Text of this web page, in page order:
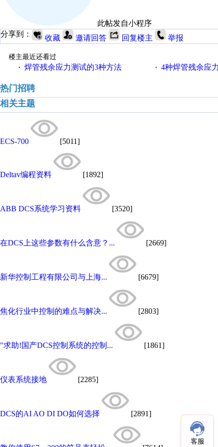
此帖发自小程序
分享到：
收藏 邀请回答 回复楼主 举报
楼主最近还看过
· 焊管残余应力测试的3种方法 · 4种焊管残余应
热门招聘
相关主题
ECS-700 [5011]
Deltav编程资料 [1892]
ABB DCS系统学习资料 [3520]
在DCS上这些参数有什么含意？... [2669]
新华控制工程有限公司与上海... [6679]
焦化行业中控制的难点与解决... [2803]
"求助!国产DCS控制系统的控制... [1861]
仪表系统接地 [2285]
DCS的AI AO DI DO如何选择 [2891]
客服